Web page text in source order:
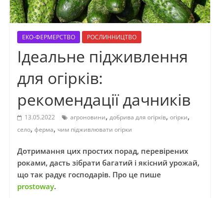
ЕКО-ФЕРМЕРСТВО РОСЛИННИЦТВО
Ідеальне підживлення
для огірків:
рекомендації дачників
13.05.2022 агроновини, добрива для огірків, огірки,
село, ферма, чим підживлювати огірки
Дотримання цих простих порад, перевірених
роками, дасть зібрати багатий і якісний урожай,
що так радує господарів. Про це пише
prostoway.